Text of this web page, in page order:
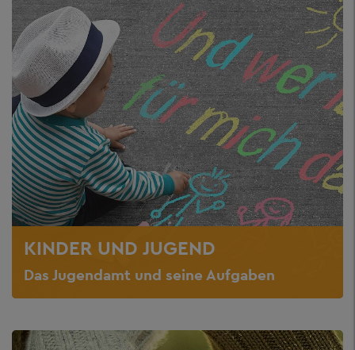
KINDER UND JUGEND
Das Jugendamt und seine Aufgaben